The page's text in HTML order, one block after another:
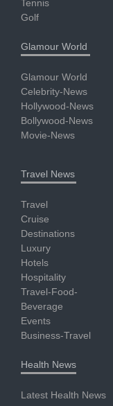
Tennis
Golf
Glamour World
Glamour World
Celebrity-News
Hollywood-News
Bollywood-News
Movie-News
Travel News
Travel
Cruise
Destinations
Luxury
Hotels
Hospitality
Travel-Food-
Beverage
Events
Business-Travel
Health News
Latest Health News